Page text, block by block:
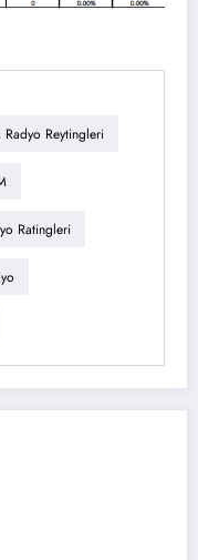
Radyo Reytingleri
Ratingleri